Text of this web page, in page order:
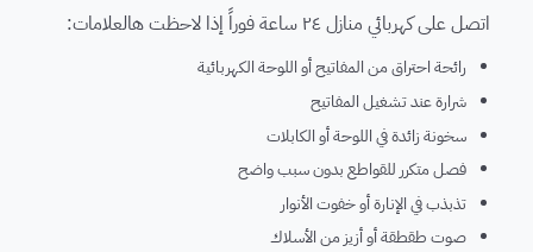
اتصل على كهربائي منازل ٢٤ ساعة فوراً إذا لاحظت هالعلامات:
رائحة احتراق من المفاتيح أو اللوحة الكهربائية
شرارة عند تشغيل المفاتيح
سخونة زائدة في اللوحة أو الكابلات
فصل متكرر للقواطع بدون سبب واضح
تذبذب في الإنارة أو خفوت الأنوار
صوت طقطقة أو أزيز من الأسلاك